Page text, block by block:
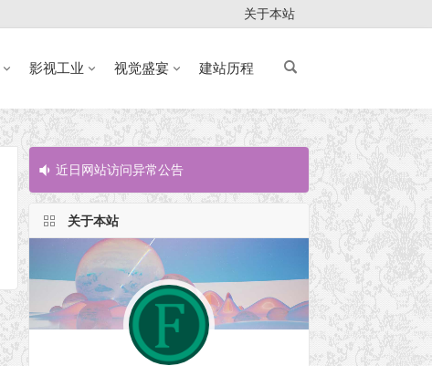
关于本站
影视工业 视觉盛宴 建站历程
近日网站访问异常公告 近日网站访问
关于本站